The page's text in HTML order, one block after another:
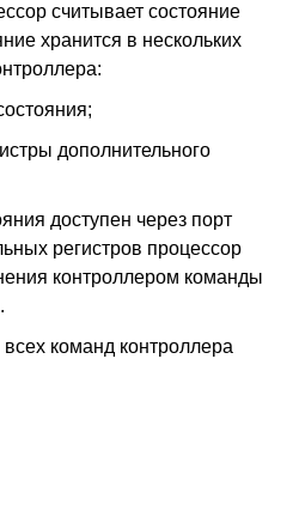
считывает состояние
хранится в нескольких
дополнительного
доступен через порт
регистров процессор
контроллером команды
.
команд контроллера